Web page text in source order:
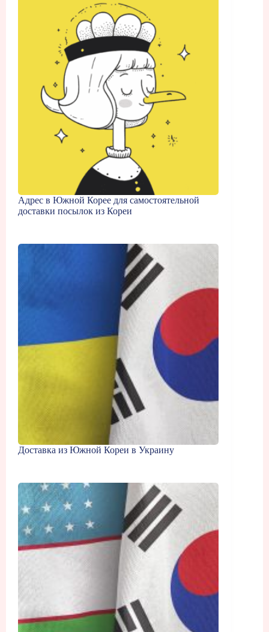
Адрес в Южной Корее для самостоятельной
доставки посылок из Кореи
Доставка из Южной Кореи в Украину